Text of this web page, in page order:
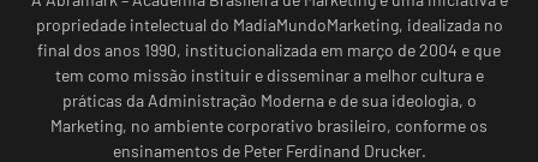
propriedade intelectual do MadiaMundoMarketing, idealizada no
final dos anos 1990, institucionalizada em março de 2004 e que
tem como missão instituir e disseminar a melhor cultura e
práticas da Administração Moderna e de sua ideologia, o
Marketing, no ambiente corporativo brasileiro, conforme os
ensinamentos de Peter Ferdinand Drucker.